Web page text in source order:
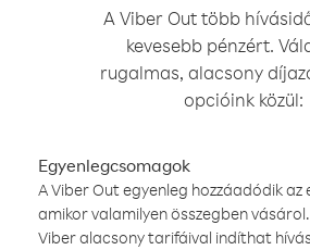
A Viber Out több
kevesebb pénzért.
rugalmas, alacsony
opcióink közül:
Egyenlegcsomagok
A Viber Out egyenleg hozzáadódik az
amikor valamilyen összegben
Viber alacsony tarifáival indíthat